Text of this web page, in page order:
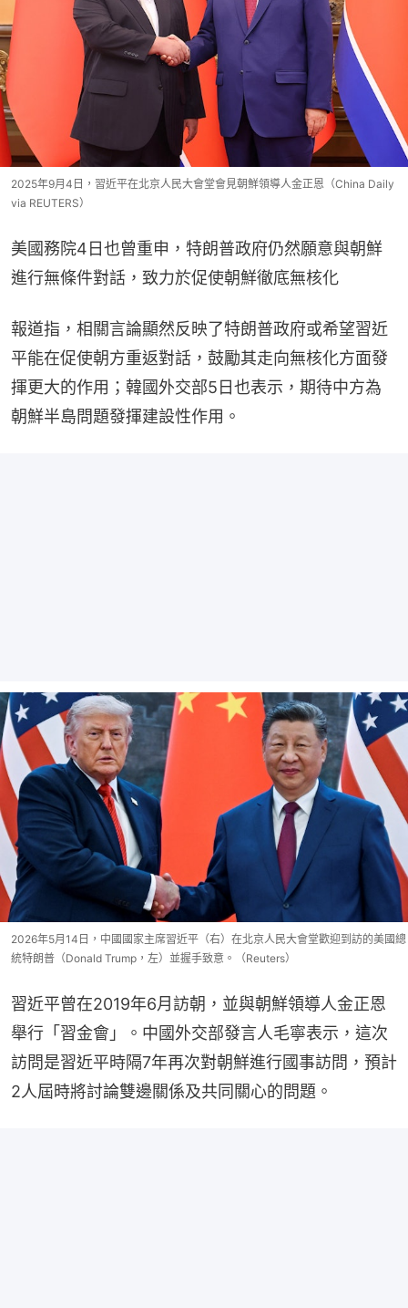
2025年9月4日，習近平在北京人民大會堂會見朝鮮領導人金正恩（China Daily
via REUTERS）
美國務院4日也曾重申，特朗普政府仍然願意與朝鮮
進行無條件對話，致力於促使朝鮮徹底無核化
報道指，相關言論顯然反映了特朗普政府或希望習近
平能在促使朝方重返對話，鼓勵其走向無核化方面發
揮更大的作用；韓國外交部5日也表示，期待中方為
朝鮮半島問題發揮建設性作用。
2026年5月14日，中國國家主席習近平（右）在北京人民大會堂歡迎到訪的美國總
統特朗普（Donald Trump，左）並握手致意。（Reuters）
習近平曾在2019年6月訪朝，並與朝鮮領導人金正恩
舉行「習金會」。中國外交部發言人毛寧表示，這次
訪問是習近平時隔7年再次對朝鮮進行國事訪問，預計
2人屆時將討論雙邊關係及共同關心的問題。